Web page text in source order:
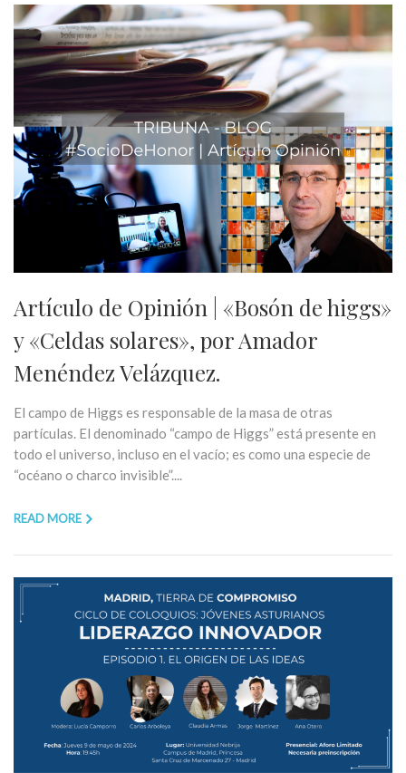
Artículo de Opinión | «Bosón de higgs»
y «Celdas solares», por Amador
Menéndez Velázquez.
El campo de Higgs es responsable de la masa de otras
partículas. El denominado “campo de Higgs” está presente en
todo el universo, incluso en el vacío; es como una especie de
“océano o charco invisible”....
READ MORE